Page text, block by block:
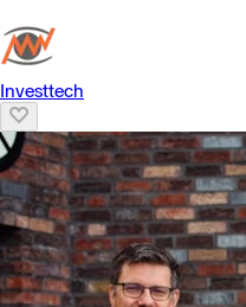
Investtech